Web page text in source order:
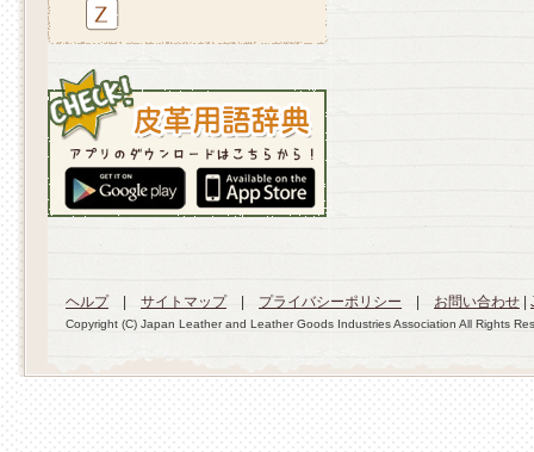
ヘルプ| サイトマップ| プライバシーポリシー お問い合わせ
Copyright (C) Japan Leather and Leather Goods Industries Association All Rights